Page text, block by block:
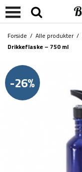
Forside / Alle produkter/
Drikkeflaske – 750 ml
-26%